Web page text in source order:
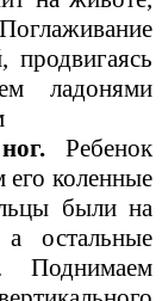
продвигаясь
ладонями
Ребенок
коленные
были на
а остальные
Поднимаем